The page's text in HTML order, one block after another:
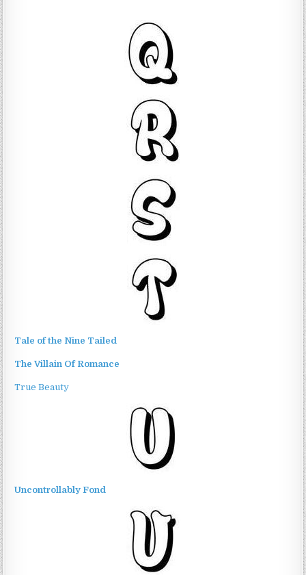
Tale of the Nine Tailed
The Villain Of Romance
True Beauty
Uncontrollably Fond